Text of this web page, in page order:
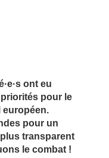
ont eu
priorités pour le
européen.
pour un
transparent
le combat !